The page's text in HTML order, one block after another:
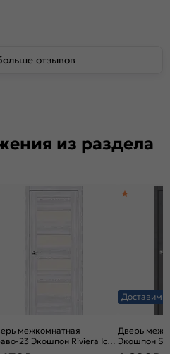
отзывов
из раздела
межкомнатная
23 Экошпон Riviera Ice,
magic fog, без
Доставим
Дверь
Экошпон
стекла,